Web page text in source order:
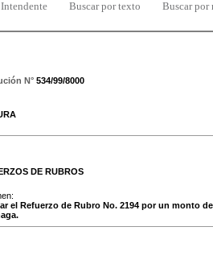
Buscar por texto Buscar por
N° 534/99/8000
DE RUBROS
el Refuerzo de Rubro No. 2194 por un monto